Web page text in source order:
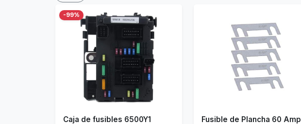
-99%
Caja de fusibles 6500Y1
Fusible de Plancha 60 Amp